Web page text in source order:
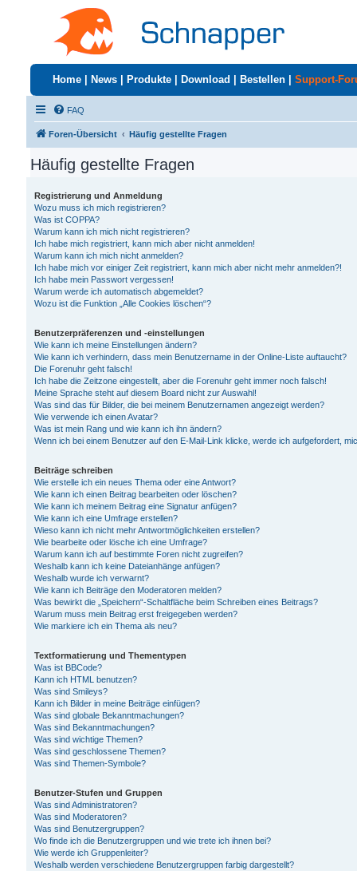
Home News Produkte Download Bestellen Support-
FAQ
Foren-Übersicht Häufig gestellte Fragen
Häufig gestellte Fragen
Registrierung und Anmeldung
Wozu muss ich mich registrieren?
Was ist COPPA?
Warum kann ich mich nicht registrieren?
Ich habe mich registriert, kann mich aber nicht anmelden!
Warum kann ich mich nicht anmelden?
Ich habe mich vor einiger Zeit registriert, kann mich aber nicht mehr anmelden?!
Ich habe mein Passwort vergessen!
Warum werde ich automatisch abgemeldet?
Wozu ist die Funktion „Alle Cookies löschen“?
Benutzerpräferenzen und -einstellungen
Wie kann ich meine Einstellungen ändern?
Wie kann ich verhindern, dass mein Benutzername in der Online-Liste auftaucht?
Die Forenuhr geht falsch!
Ich habe die Zeitzone eingestellt, aber die Forenuhr geht immer noch falsch!
Meine Sprache steht auf diesem Board nicht zur Auswahl!
Was sind das für Bilder, die bei meinem Benutzernamen angezeigt werden?
Wie verwende ich einen Avatar?
Was ist mein Rang und wie kann ich ihn ändern?
Wenn ich bei einem Benutzer auf den E-Mail-Link klicke, werde ich aufgefordert,
Beiträge schreiben
Wie erstelle ich ein neues Thema oder eine Antwort?
Wie kann ich einen Beitrag bearbeiten oder löschen?
Wie kann ich meinem Beitrag eine Signatur anfügen?
Wie kann ich eine Umfrage erstellen?
Wieso kann ich nicht mehr Antwortmöglichkeiten erstellen?
Wie bearbeite oder lösche ich eine Umfrage?
Warum kann ich auf bestimmte Foren nicht zugreifen?
Weshalb kann ich keine Dateianhänge anfügen?
Weshalb wurde ich verwarnt?
Wie kann ich Beiträge den Moderatoren melden?
Was bewirkt die „Speichern“-Schaltfläche beim Schreiben eines Beitrags?
Warum muss mein Beitrag erst freigegeben werden?
Wie markiere ich ein Thema als neu?
Textformatierung und Thementypen
Was ist BBCode?
Kann ich HTML benutzen?
Was sind Smileys?
Kann ich Bilder in meine Beiträge einfügen?
Was sind globale Bekanntmachungen?
Was sind Bekanntmachungen?
Was sind wichtige Themen?
Was sind geschlossene Themen?
Was sind Themen-Symbole?
Benutzer-Stufen und Gruppen
Was sind Administratoren?
Was sind Moderatoren?
Was sind Benutzergruppen?
Wo finde ich die Benutzergruppen und wie trete ich ihnen bei?
Wie werde ich Gruppenleiter?
Weshalb werden verschiedene Benutzergruppen farbig dargestellt?